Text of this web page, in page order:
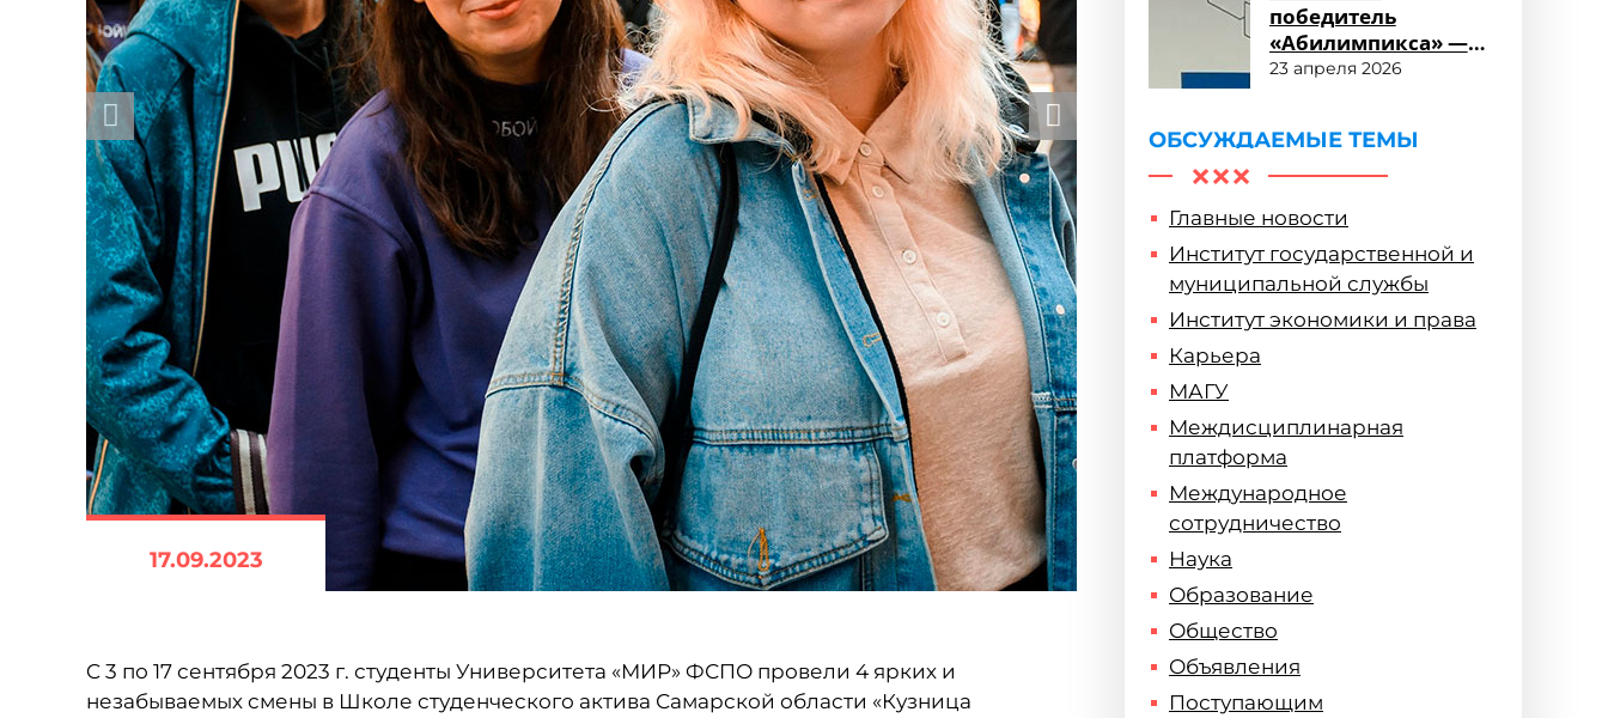
17.09.2023
C 3 по 17 сентября 2023 г. студенты Университета «МИР» ФСПО провели 4 ярких и
незабываемых смены в Школе студенческого актива Самарской области «Кузница
победитель
«Абилимпикса» —
студент ФСПО
23 апреля 2026
ОБСУЖДАЕМЫЕ ТЕМЫ
Главные новости
Институт государственной и
муниципальной службы
Институт экономики и права
Карьера
МАГУ
Междисциплинарная
платформа
Международное
сотрудничество
Наука
Образование
Общество
Объявления
Поступающим